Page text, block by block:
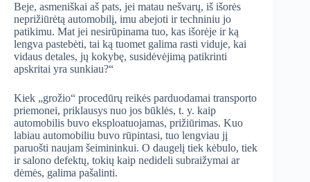
Beje, asmeniškai aš pats, jei matau nešvarų, iš išorės
neprižiūrėtą automobilį, imu abejoti ir techniniu jo
patikimu. Mat jei nesirūpinama tuo, kas išorėje ir ką
lengva pastebėti, tai ką tuomet galima rasti viduje, kai
vidaus detales, jų kokybę, susidėvėjimą patikrinti
apskritai yra sunkiau?“
Kiek „grožio“ procedūrų reikės parduodamai transporto
priemonei, priklausys nuo jos būklės, t. y. kaip
automobilis buvo eksploatuojamas, prižiūrimas. Kuo
labiau automobiliu buvo rūpintasi, tuo lengviau jį
paruošti naujam šeimininkui. O daugelį tiek kėbulo, tiek
ir salono defektų, tokių kaip nedideli subraižymai ar
dėmės, galima pašalinti.